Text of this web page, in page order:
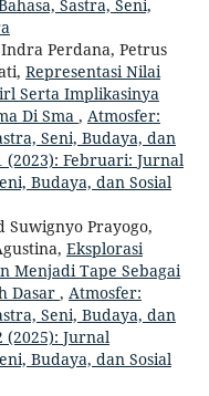
Sastra, Seni,
Perdana, Petrus
Representasi Nilai
Serta Implikasinya
Di Sma , Atmosfer:
Seni, Budaya, dan
(2023): Februari: Jurnal
Budaya, dan Sosial
Suwignyo Prayogo,
Eksplorasi
Menjadi Tape Sebagai
Dasar , Atmosfer:
Seni, Budaya, dan
(2025): Jurnal
Budaya, dan Sosial